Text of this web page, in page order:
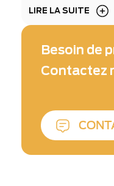
d’optique
déformables.
phase (QPI)
caractérisation
laser & optique ↓
LIRE LA SUITE
Besoin de
Contactez